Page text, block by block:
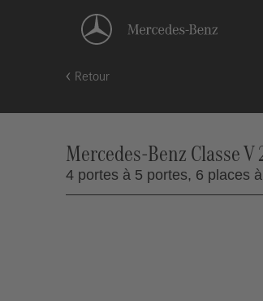
Retour
Mercedes-Benz Classe
4 portes à 5 portes, 6 places